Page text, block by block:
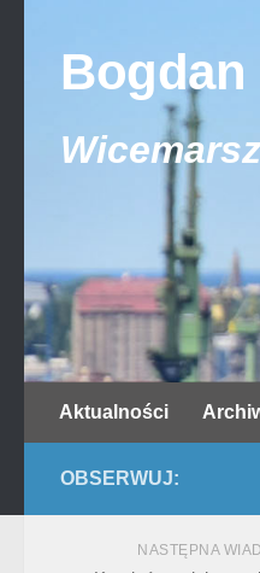
Aktualności
OBSERWUJ:
NASTĘPNA